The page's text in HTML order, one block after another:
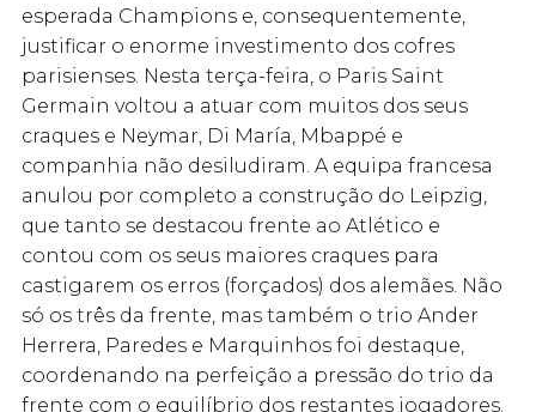
esperada Champions e, consequentemente,
justificar o enorme investimento dos cofres
parisienses. Nesta terça-feira, o Paris Saint
Germain voltou a atuar com muitos dos seus
craques e Neymar, Di María, Mbappé e
companhia não desiludiram. A equipa francesa
anulou por completo a construção do Leipzig,
que tanto se destacou frente ao Atlético e
contou com os seus maiores craques para
castigarem os erros (forçados) dos alemães. Não
só os três da frente, mas também o trio Ander
Herrera, Paredes e Marquinhos foi destaque,
coordenando na perfeição a pressão do trio da
frente com o equilíbrio dos restantes jogadores.